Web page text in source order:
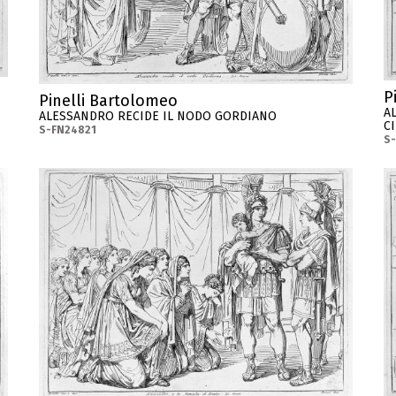
Pinelli Bartolomeo
ALESSANDRO RECIDE IL NODO GORDIANO
S-FN24821